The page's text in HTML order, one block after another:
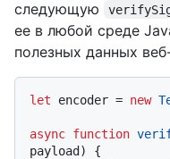
следующую
ее в любой среде
полезных данных
let encoder = new
async function
payload ) {